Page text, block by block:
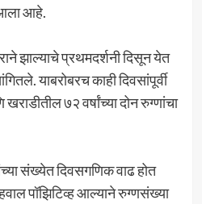
आला आहे.
झाल्याचे प्रथमदर्शनी दिसून येत
याबरोबरच काही दिवसांपूर्वी
७२ वर्षांच्या दोन रुग्णांचा
संख्येत दिवसगणिक वाढ होत
पॉझिटिव्ह आल्याने रुग्णसंख्या